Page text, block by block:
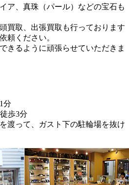
ア、真珠（パール）などの宝石も
買取、出張買取も行っております
頼ください。
きるように頑張らせていただきま
分
歩3分
渡って、ガスト下の駐輪場を抜け